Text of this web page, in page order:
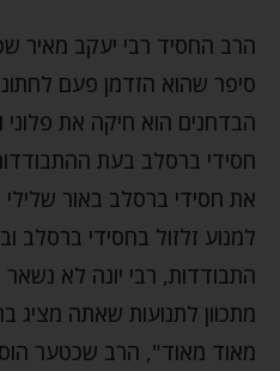
הרב החסיד רבי יעקב מאיר
סיפר שהוא הזדמן פעם
הבדחנים הוא חיקה את פלוני
חסידי ברסלב בעת
את חסידי ברסלב באור שלילי
למנוע זלזול בחסידי
התבודדות, רבי יונה לא נשאר
מתכוון לתנועות שאתה מציג
מאוד מאוד", הרב שכטער